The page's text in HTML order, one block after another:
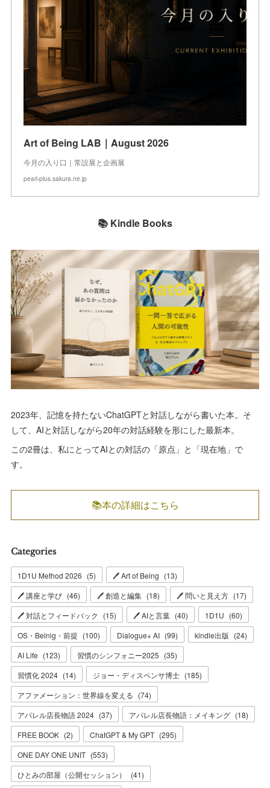
Art of Being LAB｜August 2026
今月の入り口｜常設展と企画展
pearl-plus.sakura.ne.jp
📚 Kindle Books
2023年、記憶を持たないChatGPTと対話しながら書いた本。そ
して、AIと対話しながら20年の対話経験を形にした最新本。
この2冊は、私にとってAIとの対話の「原点」と「現在地」で
す。
📚本の詳細はこちら
Categories
1D1U Method 2026 (5) 🖊 Art of Being (13)
🖊 講座と学び (46) 🖊 創造と編集 (18) 🖊 問いと見え方 (17)
🖊 対話とフィードバック
(15) 🖊 AIと言葉 (40) 1D1U (60)
OS・Beinig・前提 (100) Dialogue+ AI (99) kindle出版 (24)
AI Life (123) 習慣のシンフォニー2025 (35)
習慣化 2024 (14) ジョー・ディスペンサ博士 (185)
アファメーション：世界線を変える (74)
アパレル店長物語 2024 (37) アパレル店長物語：メイキング (18)
FREE BOOK (2) ChatGPT & My GPT (295)
ONE DAY ONE UNIT (553)
ひとみの部屋（公開セッション）
(41)